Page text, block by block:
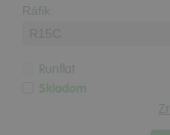
Ráfik:
Runflat
Skladom